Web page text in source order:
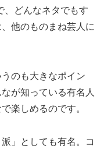
、どんなネタでもす
他のものまね芸人に
のも大きなポイン
が知っている有名人
楽しめるのです。
」としても有名。コ